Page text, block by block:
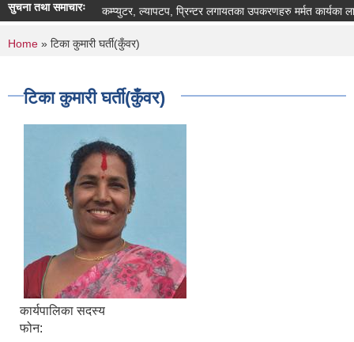
सुचना तथा समाचारःकम्प्युटर, ल्यापटप, प्रिन्टर लगायतका उपकरणहरु मर्मत कार्यका लागि
You are here
Home » टिका कुमारी घर्ती(कुँवर)
टिका कुमारी घर्ती(कुँवर)
कार्यपालिका सदस्य
फोन: